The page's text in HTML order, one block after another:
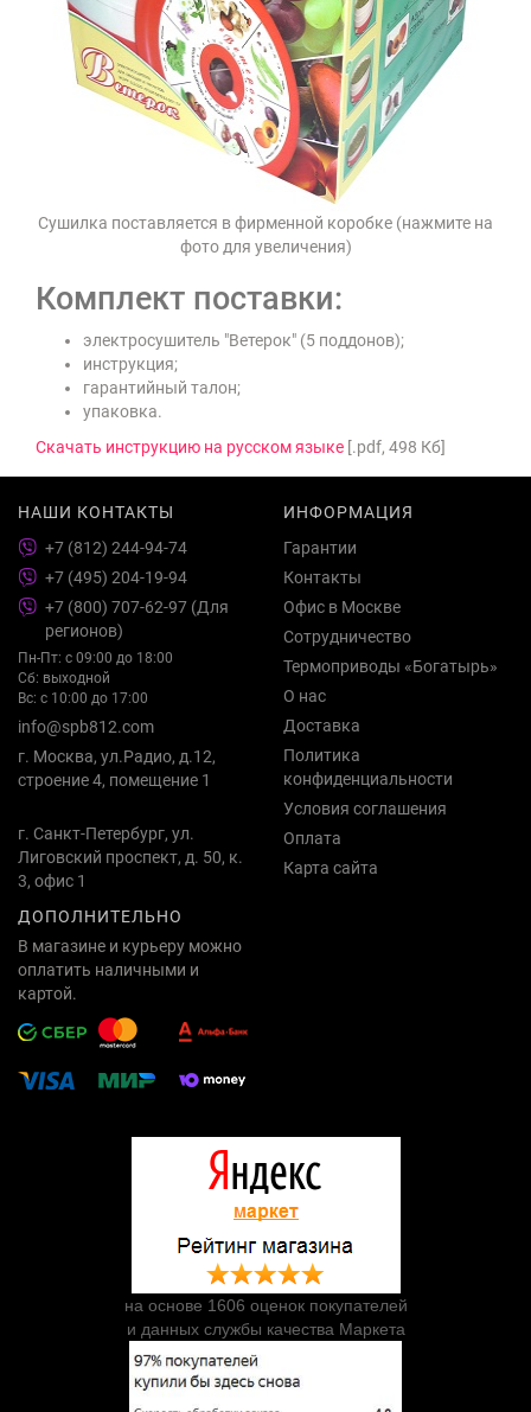
Сушилка поставляется в фирменной коробке (нажмите на
фото для увеличения)
Комплект поставки:
электросушитель "Ветерок" (5 поддонов);
инструкция;
гарантийный талон;
упаковка.
Скачать инструкцию на русском языке [.pdf, 498 Кб]
НАШИ КОНТАКТЫ
+7 (812) 244-94-74
+7 (495) 204-19-94
+7 (800) 707-62-97 (Для
регионов)
Пн-Пт: с 09:00 до 18:00
Сб: выходной
Вс: с 10:00 до 17:00
info@spb812.com
г. Москва, ул.Радио, д.12,
строение 4, помещение 1
г. Санкт-Петербург, ул.
Лиговский проспект, д. 50, к.
3, офис 1
ИНФОРМАЦИЯ
Гарантии
Контакты
Офис в Москве
Сотрудничество
Термоприводы «Богатырь»
О нас
Доставка
Политика
конфиденциальности
Условия соглашения
Оплата
Карта сайта
ДОПОЛНИТЕЛЬНО
В магазине и курьеру можно
оплатить наличными и
картой.
на основе 1606 оценок покупателей
и данных службы качества Маркета